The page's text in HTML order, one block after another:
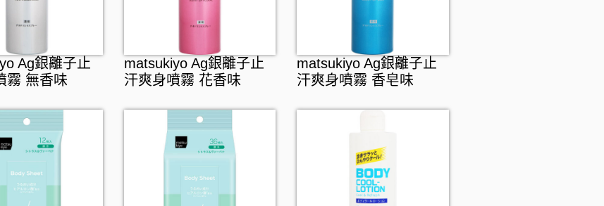
Ag銀離子止
霧 無香味
matsukiyo Ag銀離子止
汗爽身噴霧 花香味
matsukiyo Ag銀離子止
汗爽身噴霧 香皂味